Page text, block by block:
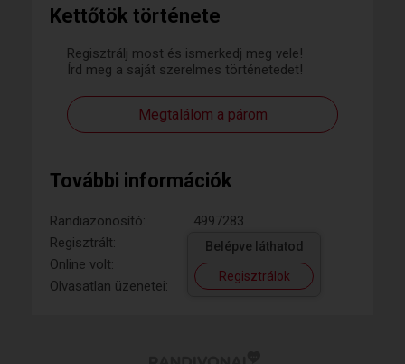
Kettőtök története
Regisztrálj most és ismerkedj meg vele!
Írd meg a saját szerelmes történetedet!
Megtalálom a párom
További információk
Randiazonosító:
4997283
Regisztrált:
Online volt:
Olvasatlan üzenetei:
Belépve láthatod
Regisztrálok